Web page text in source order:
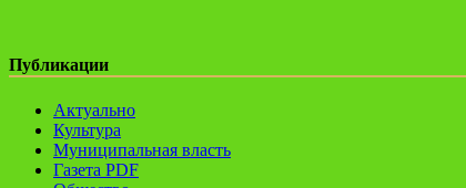
Публикации
Актуально
Культура
Муниципальная власть
Газета PDF